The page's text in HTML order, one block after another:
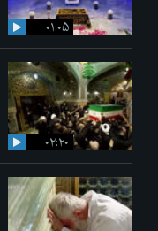
۰۱:۰۵
۰۲:۲۰